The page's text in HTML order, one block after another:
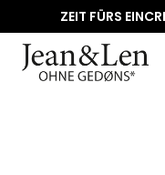
ZEIT FÜRS